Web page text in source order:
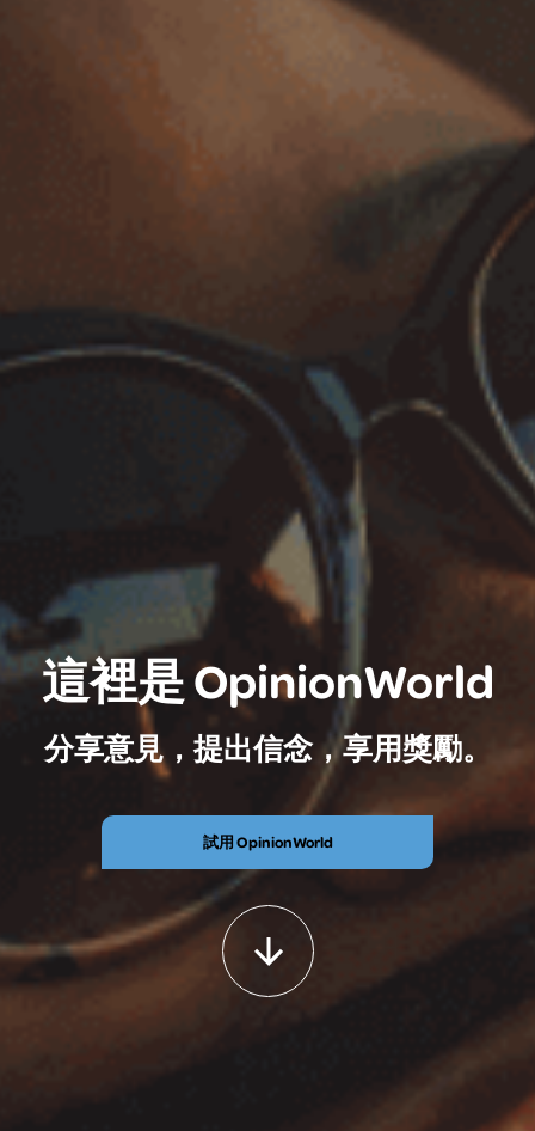
這裡是 OpinionWorld
分享意見，提出信念，享用獎勵。
試用 OpinionWorld